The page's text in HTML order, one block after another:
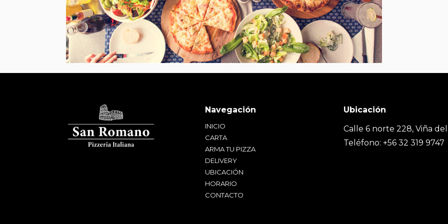
INICIO
CARTA
ARMA TU PIZZA
DELIVERY
UBICACIÓN
HORARIO
CONTACTO
Calle 6 norte 228, Viña
Teléfono: +56 32 319 9747